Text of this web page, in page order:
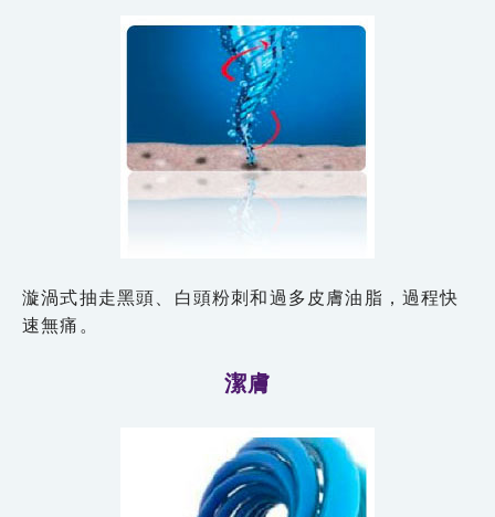
漩渦式抽走黑頭、白頭粉刺和過多皮膚油脂，過程快
速無痛。
潔膚